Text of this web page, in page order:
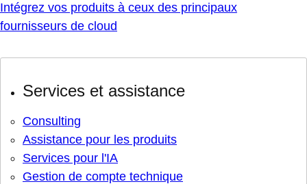
Intégrez vos produits à ceux des principaux
fournisseurs de cloud
Services et assistance
Consulting
Assistance pour les produits
Services pour l'IA
Gestion de compte technique